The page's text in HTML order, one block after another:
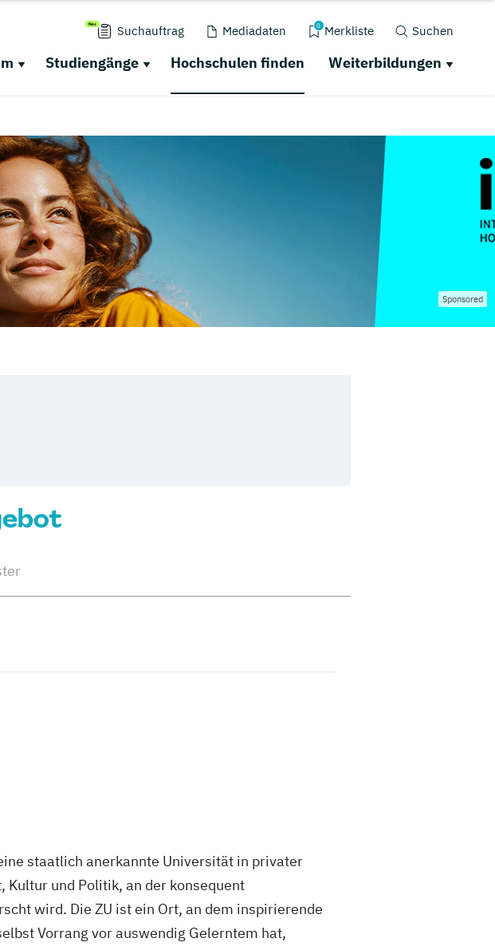
Suchauftrag Mediadaten 0 Merkliste Suchen
Studiengänge Hochschulen finden Weiterbildungen
Sponsored
staatlich anerkannte Universität in privater
und Politik, an der konsequent
wird. Die ZU ist ein Ort, an dem inspirierende
Vorrang vor auswendig Gelerntem hat,